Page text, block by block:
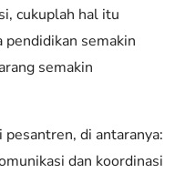
cukuplah hal itu
pendidikan semakin
semakin
di antaranya:
dan koordinasi